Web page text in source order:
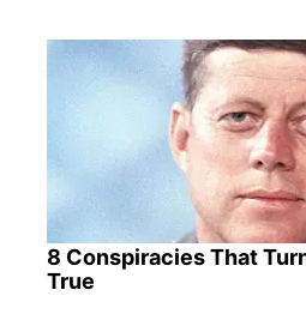
8 Conspiracies That
True